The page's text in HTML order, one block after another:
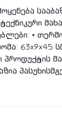
•
63x9x45